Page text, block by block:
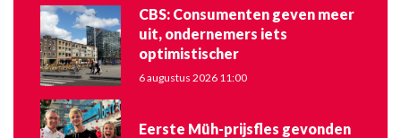
CBS: Consumenten geven meer
uit, ondernemers iets
optimistischer
6 augustus 2026 11:00
Eerste Müh-prijsfles gevonden